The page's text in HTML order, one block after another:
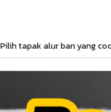
Pilih tapak alur ban yang